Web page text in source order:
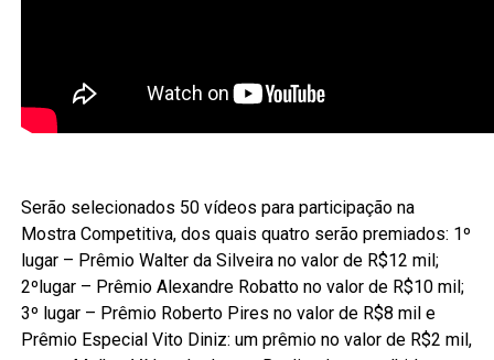
Serão selecionados 50 vídeos para participação na
Mostra Competitiva, dos quais quatro serão premiados: 1º
lugar – Prêmio Walter da Silveira no valor de R$12 mil;
2ºlugar – Prêmio Alexandre Robatto no valor de R$10 mil;
3º lugar – Prêmio Roberto Pires no valor de R$8 mil e
Prêmio Especial Vito Diniz: um prêmio no valor de R$2 mil,